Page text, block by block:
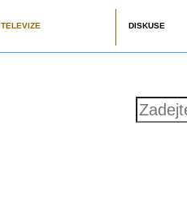
TELEVIZE DISKUSE